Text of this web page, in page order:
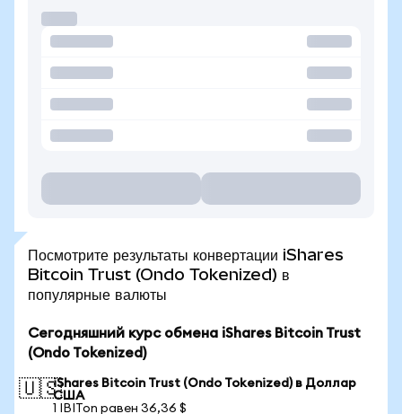
Посмотрите результаты конвертации iShares
Bitcoin Trust (Ondo Tokenized) в
популярные валюты
Сегодняшний курс обмена iShares Bitcoin Trust
(Ondo Tokenized)
🇺🇸iShares Bitcoin Trust (Ondo Tokenized) в Доллар
США
1 IBITon равен 36,36 $